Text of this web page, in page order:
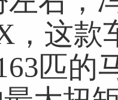
，这款
匹的